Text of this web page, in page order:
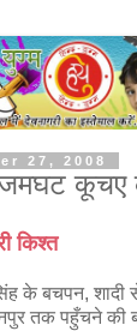
27, 2008
कूचए
किश्त
के बचपन, शादी से
तक पहुँचने की